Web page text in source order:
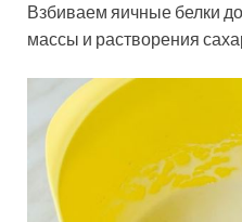
Взбиваем яичные белки
массы и растворения